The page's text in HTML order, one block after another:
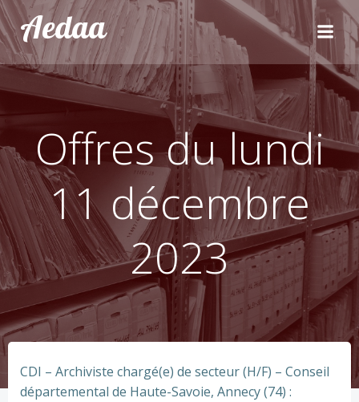
Aller
au
contenu
Aedaa
Offres du lundi
11 décembre
2023
CDI – Archiviste chargé(e) de secteur (H/F) – Conseil
départemental de Haute-Savoie, Annecy (74) :